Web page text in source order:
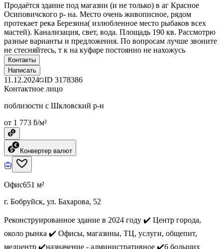
Продаётся здание под магазин (и не только) в аг Красное
Осиповичского р- на. Место очень живописное, рядом
протекает река Березина( излюбленное место рыбаков всех
мастей). Канализация, свет, вода. Площадь 190 кв. Рассмотрю
разные варианты и предложения. По вопросам лучше звоните
не стесняйтесь, т к на куфаре постоянно не нахожусь
Контакты
Написать
11.12.2024 ID 3178386
Контактное лицо
поблизости с Шкловский р-н
от 1 773 ƃ/м²
Конвертер валют
Офис651 м²
г. Бобруйск, ул. Бахарова, 52
Реконструированное здание в 2024 году ✔️ Центр города,
около рынка ✔️ Офисы, магазины, ТЦ, услуги, общепит,
медцентр ✔️назначение - административное ✔️6 больших